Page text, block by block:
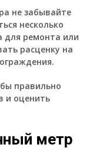
не забывайте
несколько
для ремонта или
расценку на
правильно
и оценить
метр